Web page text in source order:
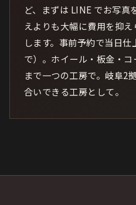
ど、まずは LINE でお写真
えよりも大幅に費用を抑
します。事前予約で当日
で）。ホイール・板金・
まで一つの工房で。岐阜2
合いできる工房として。